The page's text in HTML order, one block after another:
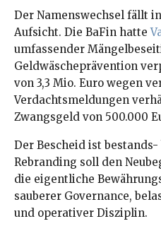
Der Namenswechsel fällt
Aufsicht. Die BaFin hatte
umfassender
Geldwäscheprävention
von 3,3 Mio. Euro wegen
Verdachtsmeldungen
Zwangsgeld von 500.000
Der Bescheid ist
Rebranding soll den
die eigentliche
sauberer Governance,
und operativer Disziplin.